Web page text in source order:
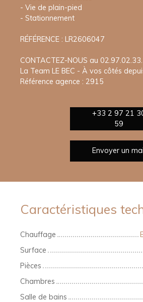
- Vie de plain-pied
- Stationnement
RÉFÉRENCE : LR2606047
CONTACTEZ-NOUS au
La Team LE BEC - À vos côtés
Référence agence : 2915
+33 2 97 21
59
Envoyer un
Caractéristiques
Chauffage
Surface
Pièces
Chambres
Salle de bains